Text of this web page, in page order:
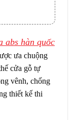
abs hàn quốc
ưa chuộng
cửa gỗ tự
vênh, chống
thiết kế thi